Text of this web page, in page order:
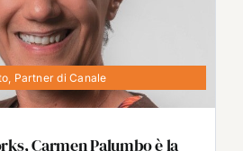
Partner di Canale
Carmen Palumbo è la